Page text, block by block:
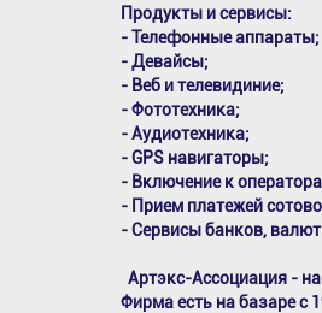
Продукты и сервисы:
- Телефонные аппараты;
- Девайсы;
- Веб и телевидиние;
- Фототехника;
- Аудиотехника;
- GPS навигаторы;
- Включение к
- Прием платежей
- Сервисы банков,
Артэкс-Ассоциация -
Фирма есть на базаре с